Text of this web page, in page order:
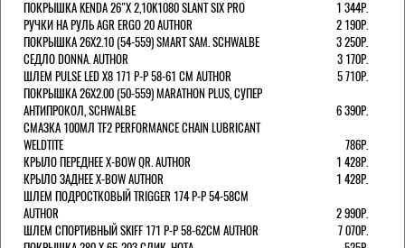
ПОКРЫШКА KENDA 26"Х 2,10K1080 SLANT SIX PRO
1 344Р.
РУЧКИ НА РУЛЬ AGR ERGO 20 AUTHOR
2 190Р.
ПОКРЫШКА 26X2.10 (54-559) SMART SAM. SCHWALBE
3 250Р.
СЕДЛО DONNA. AUTHOR
3 170Р.
ШЛЕМ PULSE LED X8 171 Р-Р 58-61 СМ AUTHOR
5 710Р.
ПОКРЫШКА 26X2.00 (50-559) MARATHON PLUS, СУПЕР
АНТИПРОКОЛ, SCHWALBE
6 390Р.
СМАЗКА 100МЛ TF2 PERFORMANCE CHAIN LUBRICANT
WELDTITE
786Р.
КРЫЛО ПЕРЕДНЕЕ X-BOW QR. AUTHOR
1 428Р.
КРЫЛО ЗАДНЕЕ X-BOW AUTHOR
1 428Р.
ШЛЕМ ПОДРОСТКОВЫЙ TRIGGER 174 Р-Р 54-58СМ
AUTHOR
2 990Р.
ШЛЕМ СПОРТИВНЫЙ SKIFF 171 Р-Р 58-62СМ AUTHOR
7 070Р.